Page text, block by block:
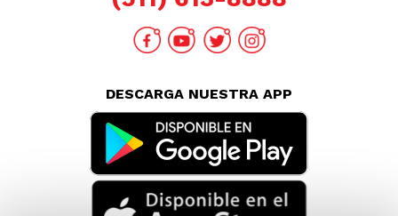
DESCARGA NUESTRA APP